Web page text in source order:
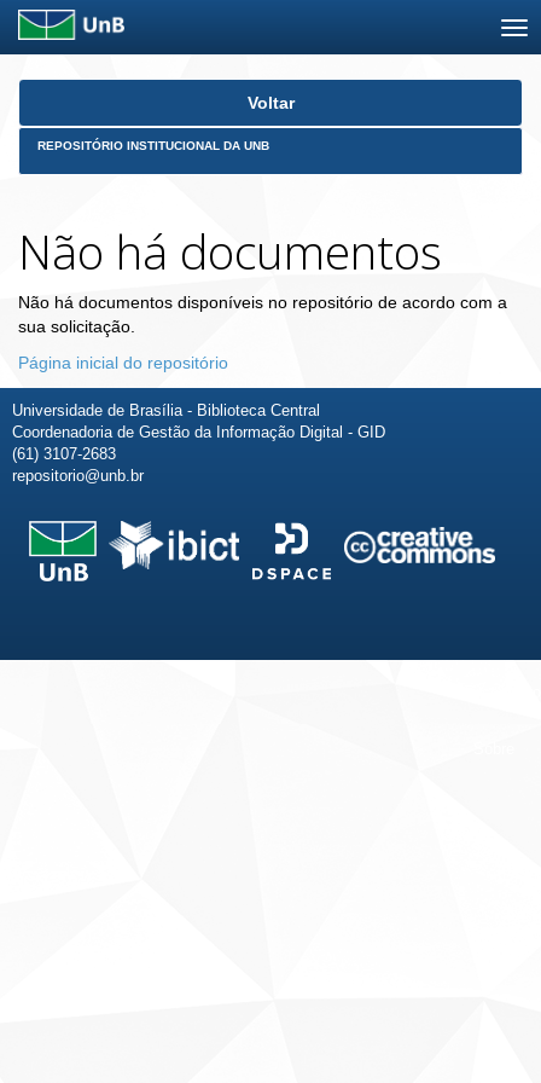
Skip
Voltar
REPOSITÓRIO INSTITUCIONAL DA UNB
Não há documentos
Não há documentos disponíveis no repositório de acordo com a
sua solicitação.
Página inicial do repositório
Universidade de Brasília - Biblioteca Central
Coordenadoria de Gestão da Informação Digital - GID
(61) 3107-2683
repositorio@unb.br